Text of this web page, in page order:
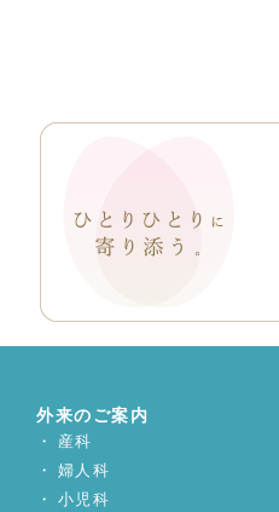
外来のご案内
産科
婦人科
小児科